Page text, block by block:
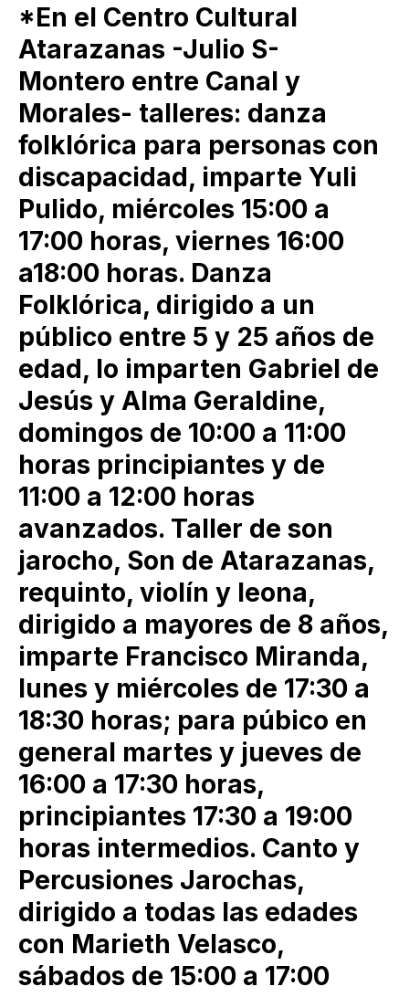
*En el Centro Cultural
Atarazanas -Julio S-
Montero entre Canal y
Morales- talleres: danza
folklórica para personas con
discapacidad, imparte Yuli
Pulido, miércoles 15:00 a
17:00 horas, viernes 16:00
a18:00 horas. Danza
Folklórica, dirigido a un
público entre 5 y 25 años de
edad, lo imparten Gabriel de
Jesús y Alma Geraldine,
domingos de 10:00 a 11:00
horas principiantes y de
11:00 a 12:00 horas
avanzados. Taller de son
jarocho, Son de Atarazanas,
requinto, violín y leona,
dirigido a mayores de 8 años,
imparte Francisco Miranda,
lunes y miércoles de 17:30 a
18:30 horas; para púbico en
general martes y jueves de
16:00 a 17:30 horas,
principiantes 17:30 a 19:00
horas intermedios. Canto y
Percusiones Jarochas,
dirigido a todas las edades
con Marieth Velasco,
sábados de 15:00 a 17:00